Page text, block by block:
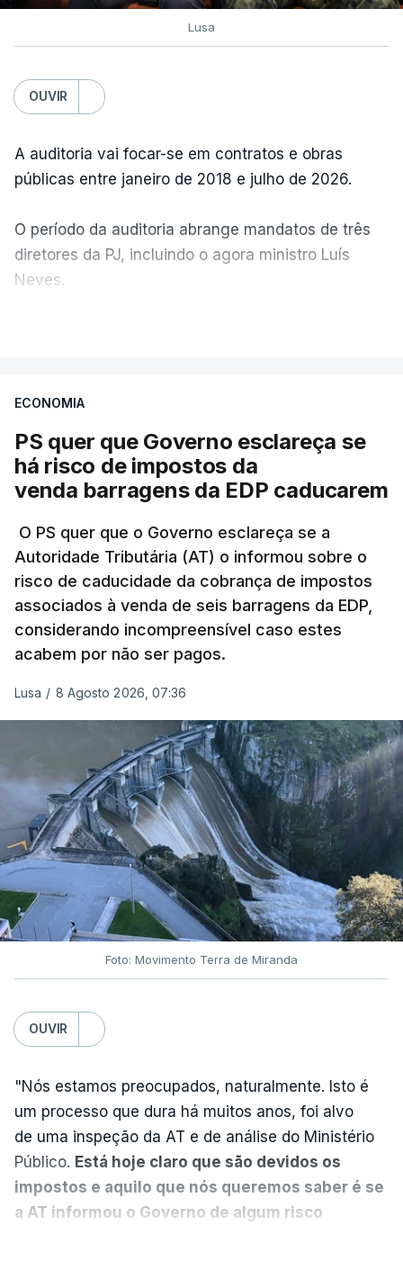
Lusa
OUVIR
A auditoria vai focar-se em contratos e obras
públicas entre janeiro de 2018 e julho de 2026.
O período da auditoria abrange mandatos de três
diretores da PJ, incluindo o agora ministro Luís
Neves.
Não há prazos fixados para a conclusão desta
avaliação à Polícia Judiciária.
Do início da polémica com a revelação de obras a
título pessoal, numa propriedade no Alentejo, feitas
pelo mesmo empreiteiro contratado 17 vezes para
obras na Polícia Judiciária (PJ) até aos últimos dias,
em que até do Governo surgiram ordens para mais
inquéritos e averiguações aos seus mandatos à
frente da polícia criminal, Luís Neves está há
praticamente um mês sem sair do topo das
ARTIGOS RELACIONADOS
Nova polémica com Luís
Neves. Ministro nega
favorecimento a construtora
DST
7 Agosto 2026, 20:28
Diretor financeiro da PJ
nega que Construbarcelos
tenha feito obras na casa
onde vive
atualizado 7 Agosto 2026, 15:56
ECONOMIA
PS quer que Governo esclareça se
há risco de impostos da
venda barragens da EDP caducarem
O PS quer que o Governo esclareça se a
Autoridade Tributária (AT) o informou sobre o
risco de caducidade da cobrança de impostos
associados à venda de seis barragens da EDP,
considerando incompreensível caso estes
acabem por não ser pagos.
Lusa / 8 Agosto 2026, 07:36
Foto: Movimento Terra de Miranda
OUVIR
"Nós estamos preocupados, naturalmente. Isto é
um processo que dura há muitos anos, foi alvo
de uma inspeção da AT e de análise do Ministério
Público. Está hoje claro que são devidos os
impostos e aquilo que nós queremos saber é se
a AT informou o Governo de algum risco